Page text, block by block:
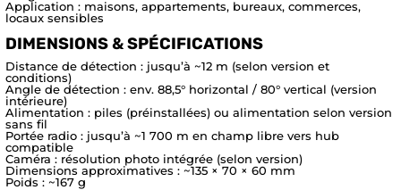
Application : maisons, appartements, bureaux, commerces,
locaux sensibles
DIMENSIONS & SPÉCIFICATIONS
Distance de détection : jusqu’à ~12 m (selon version et
conditions)
Angle de détection : env. 88,5° horizontal / 80° vertical (version
intérieure)
Alimentation : piles (préinstallées) ou alimentation selon version
sans fil
Portée radio : jusqu’à ~1 700 m en champ libre vers hub
compatible
Caméra : résolution photo intégrée (selon version)
Dimensions approximatives : ~135 × 70 × 60 mm
Poids : ~167 g